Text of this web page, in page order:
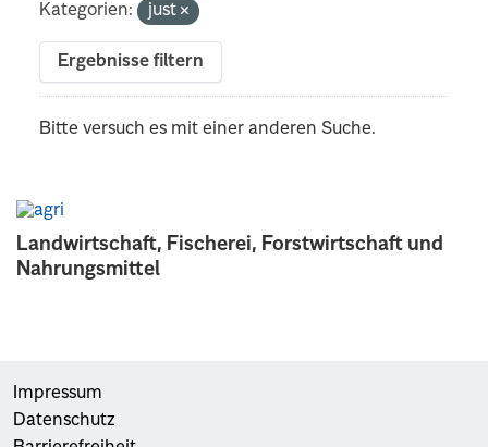
Landwirtschaft, Fischerei, Forstwirtschaft und
Nahrungsmittel
Kategorien:
just
Ergebnisse filtern
Bitte versuch es mit einer anderen Suche.
Impressum
Datenschutz